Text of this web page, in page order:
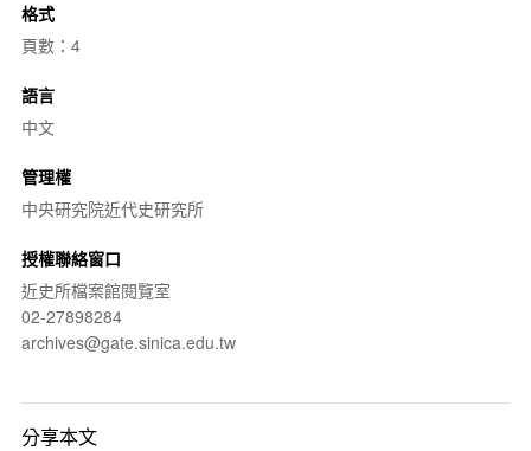
格式
頁數：4
語言
中文
管理權
中央研究院近代史研究所
授權聯絡窗口
近史所檔案館閱覽室
02-27898284
archives@gate.sinica.edu.tw
分享本文